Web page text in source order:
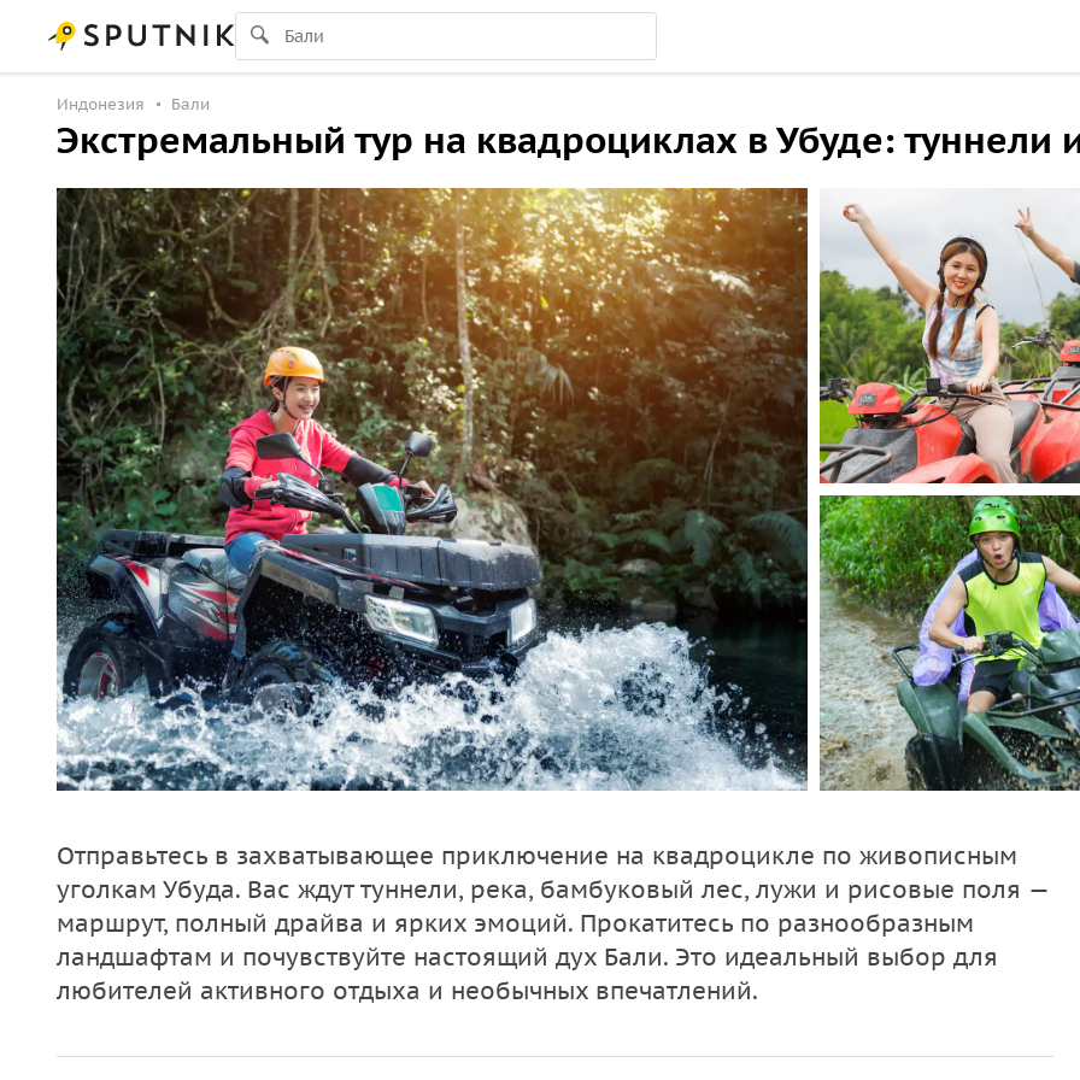
Индонезия Бали
Экстремальный тур на квадроциклах в Убуде: туннели
Отправьтесь в захватывающее приключение на квадроцикле по живописным
уголкам Убуда. Вас ждут туннели, река, бамбуковый лес, лужи и рисовые поля —
маршрут, полный драйва и ярких эмоций. Прокатитесь по разнообразным
ландшафтам и почувствуйте настоящий дух Бали. Это идеальный выбор для
любителей активного отдыха и необычных впечатлений.